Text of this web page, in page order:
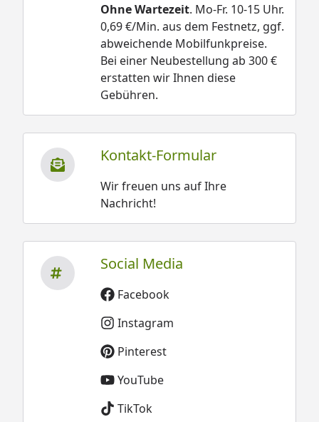
Ohne Wartezeit. Mo-Fr. 10-15 Uhr.
0,69 €/Min. aus dem Festnetz, ggf.
abweichende Mobilfunkpreise.
Bei einer Neubestellung ab 300 €
erstatten wir Ihnen diese
Gebühren.
Kontakt-Formular
Wir freuen uns auf Ihre
Nachricht!
Social Media
Facebook
Instagram
Pinterest
YouTube
TikTok